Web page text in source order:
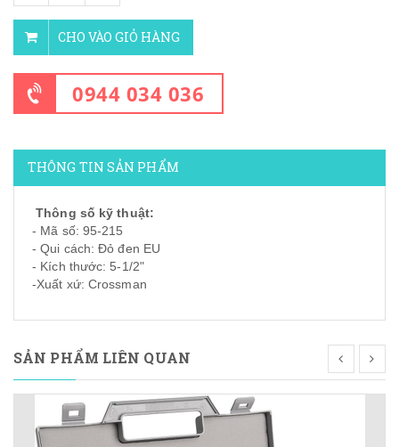
CHO VÀO GIỎ HÀNG
0944 034 036
THÔNG TIN SẢN PHẨM
Thông số kỹ thuật:
- Mã số: 95-215
- Qui cách: Đỏ đen EU
- Kích thước: 5-1/2"
-Xuất xứ: Crossman
SẢN PHẨM LIÊN QUAN